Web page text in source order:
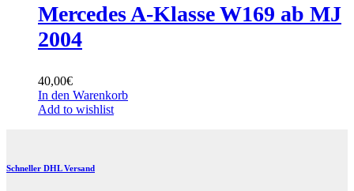
Mercedes A-Klasse W169 ab MJ
2004
40,00€
In den Warenkorb
Add to wishlist
Schneller DHL Versand